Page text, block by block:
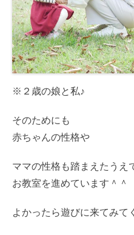
※２歳の娘と私♪
そのためにも
赤ちゃんの性格や
ママの性格も踏まえたうえ
お教室を進めています＾＾
よかったら遊びに来てみて